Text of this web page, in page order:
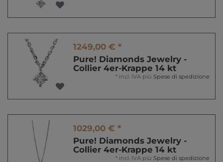
1249,00 € *
Pure! Diamonds Jewelry -
Collier 4er-Krappe 14 kt
* incl. IVA più Spese di spedizione
1029,00 € *
Pure! Diamonds Jewelry -
Collier 4er-Krappe 14 kt
* incl. IVA più Spese di spedizione